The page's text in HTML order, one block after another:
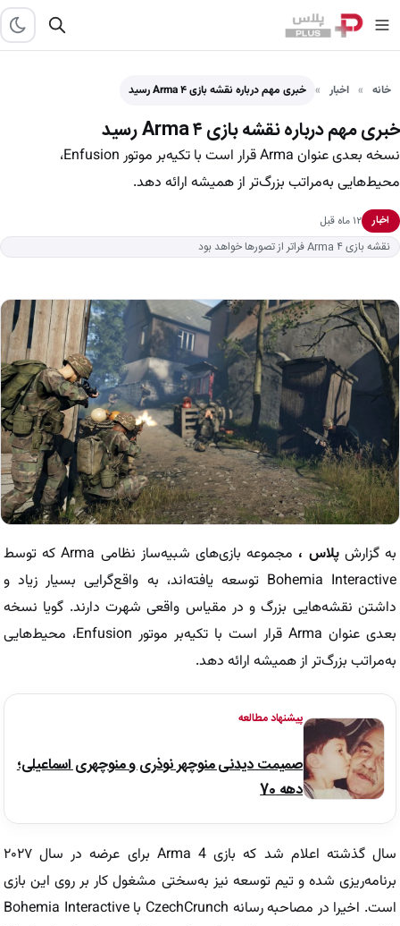
خانه اخبار خبری مهم درباره نقشه بازی Arma ۴ رسید
خبری مهم درباره نقشه بازی Arma ۴ رسید
نسخه بعدی عنوان Arma قرار است با تکیه‌بر موتور Enfusion،
محیط‌هایی به‌مراتب بزرگ‌تر از همیشه ارائه دهد.
اخبار
۱۲ ماه قبل
نقشه بازی Arma ۴ فراتر از تصورها خواهد بود
به گزارش پلاس ،
مجموعه بازی‌های شبیه‌ساز نظامی Arma که توسط
Bohemia Interactive توسعه یافته‌اند، به واقع‌گرایی بسیار زیاد و
داشتن نقشه‌هایی بزرگ و در مقیاس واقعی شهرت دارند. گویا نسخه
بعدی عنوان Arma قرار است با تکیه‌بر موتور Enfusion، محیط‌هایی
به‌مراتب بزرگ‌تر از همیشه ارائه دهد.
پیشنهاد مطالعه
صمیمت دیدنی منوچهر نوذری و منوچهری اسماعیلی؛
دهه 70
سال گذشته اعلام شد که بازی Arma 4 برای عرضه در سال ۲۰۲۷
برنامه‌ریزی شده و تیم توسعه نیز به‌سختی مشغول کار بر روی این بازی
است. اخیرا در مصاحبه رسانه CzechCrunch با Bohemia Interactive